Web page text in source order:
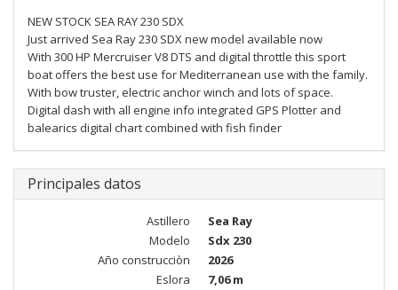
NEW STOCK SEA RAY 230 SDX
Just arrived Sea Ray 230 SDX new model available now
With 300 HP Mercruiser V8 DTS and digital throttle this sport
boat offers the best use for Mediterranean use with the family.
With bow truster, electric anchor winch and lots of space.
Digital dash with all engine info integrated GPS Plotter and
balearics digital chart combined with fish finder
Principales datos
Astillero
Sea Ray
Modelo
Sdx 230
Año construcciòn
2026
Eslora
7,06 m